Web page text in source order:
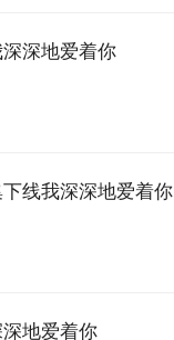
深深地爱着你
下线我深深地爱着你
深地爱着你